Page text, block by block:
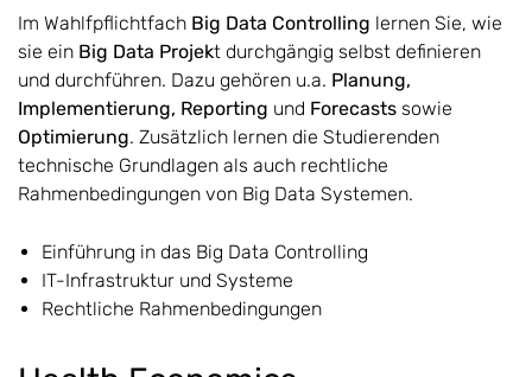
Im Wahlfpflichtfach Big Data Controlling lernen Sie, wie
sie ein Big Data Projekt durchgängig selbst definieren
und durchführen. Dazu gehören u.a. Planung,
Implementierung, Reporting und Forecasts sowie
Optimierung. Zusätzlich lernen die Studierenden
technische Grundlagen als auch rechtliche
Rahmenbedingungen von Big Data Systemen.
Einführung in das Big Data Controlling
IT-Infrastruktur und Systeme
Rechtliche Rahmenbedingungen